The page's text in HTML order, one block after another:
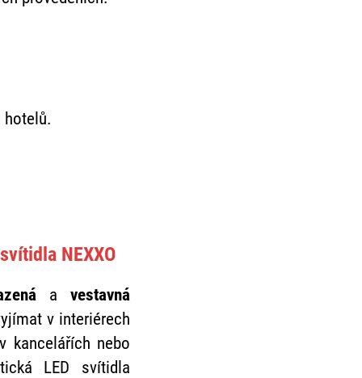
hotelů.
NEXXO
a vestavná
v interiérech
kancelářích nebo
LED svítidla